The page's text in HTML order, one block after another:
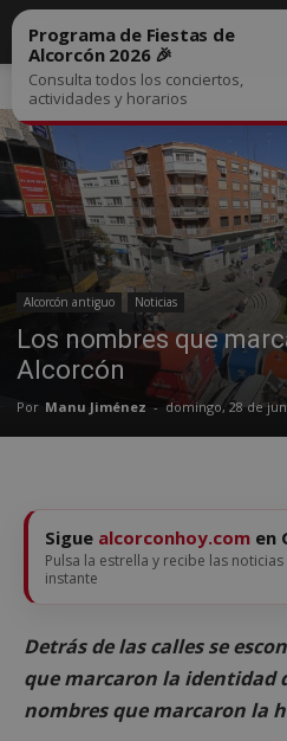
Inicio Alcorcón antiguo
Alcorcón antiguo Noticias
Los nombres que
Alcorcón
Por Manu Jiménez - domingo, 28 de
Programa de Fiestas de
Alcorcón 2026 🎉
Consulta todos los conciertos,
actividades y horarios
Sigue alcorconhoy.com en
Pulsa la estrella y recibe las
instante
Detrás de las calles se
que marcaron la identidad
nombres que marcaron la